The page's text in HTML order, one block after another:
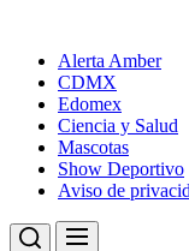
Alerta Amber
CDMX
Edomex
Ciencia y Salud
Mascotas
Show Deportivo
Aviso de